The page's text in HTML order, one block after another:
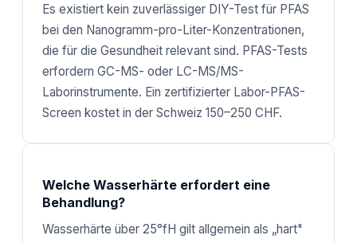
Es existiert kein zuverlässiger DIY-Test für PFAS
bei den Nanogramm-pro-Liter-Konzentrationen,
die für die Gesundheit relevant sind. PFAS-Tests
erfordern GC-MS- oder LC-MS/MS-
Laborinstrumente. Ein zertifizierter Labor-PFAS-
Screen kostet in der Schweiz 150–250 CHF.
Welche Wasserhärte erfordert eine
Behandlung?
Wasserhärte über 25°fH gilt allgemein als „hart"